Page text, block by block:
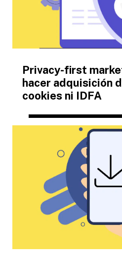
Privacy-first
hacer adquisición
cookies ni IDFA